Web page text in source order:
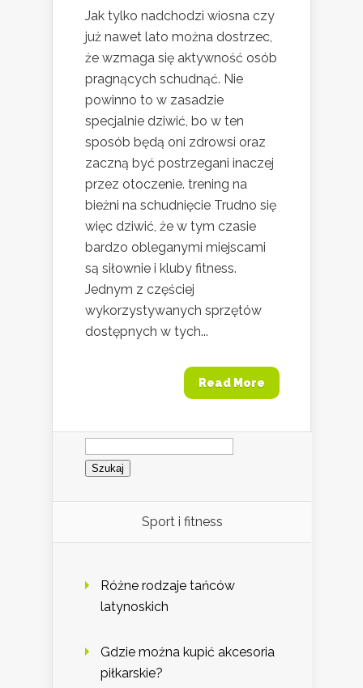
Jak tylko nadchodzi wiosna czy
już nawet lato można dostrzec,
że wzmaga się aktywność osób
pragnących schudnąć. Nie
powinno to w zasadzie
specjalnie dziwić, bo w ten
sposób będą oni zdrowsi oraz
zaczną być postrzegani inaczej
przez otoczenie. trening na
bieżni na schudnięcie Trudno się
więc dziwić, że w tym czasie
bardzo obleganymi miejscami
są siłownie i kluby fitness.
Jednym z częściej
wykorzystywanych sprzętów
dostępnych w tych...
Read More
Szukaj:
Sport i fitness
Różne rodzaje tańców
latynoskich
Gdzie można kupić akcesoria
piłkarskie?